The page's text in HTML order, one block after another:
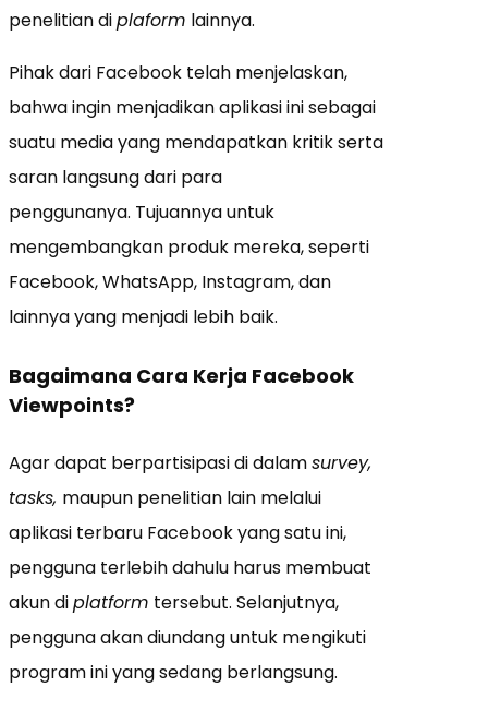
penelitian diplaform lainnya.
Pihak dari Facebook telah menjelaskan,
bahwa ingin menjadikan aplikasi ini sebagai
suatu media yang mendapatkan kritik serta
saran langsung dari para
penggunanya. Tujuannya untuk
mengembangkan produk mereka, seperti
Facebook, WhatsApp, Instagram, dan
lainnya yang menjadi lebih baik.
Bagaimana Cara Kerja Facebook
Viewpoints?
Agar dapat berpartisipasi di dalamsurvey,
tasks, maupun penelitian lain melalui
aplikasi terbaru Facebook yang satu ini,
pengguna terlebih dahulu harus membuat
akun diplatform tersebut. Selanjutnya,
pengguna akan diundang untuk mengikuti
program ini yang sedang berlangsung.